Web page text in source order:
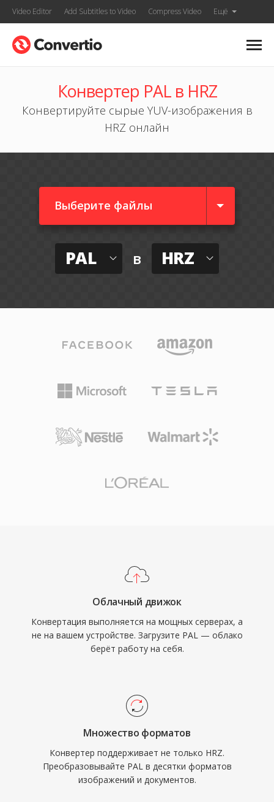
Video Editor Add Subtitles to Video Compress Video Ещё
Конвертер PAL в HRZ
Конвертируйте сырые YUV-изображения в
HRZ онлайн
Выберите файлы
PAL в HRZ
Облачный движок
Конвертация выполняется на мощных серверах, а
не на вашем устройстве. Загрузите PAL — облако
берёт работу на себя.
Множество форматов
Конвертер поддерживает не только HRZ.
Преобразовывайте PAL в десятки форматов
изображений и документов.